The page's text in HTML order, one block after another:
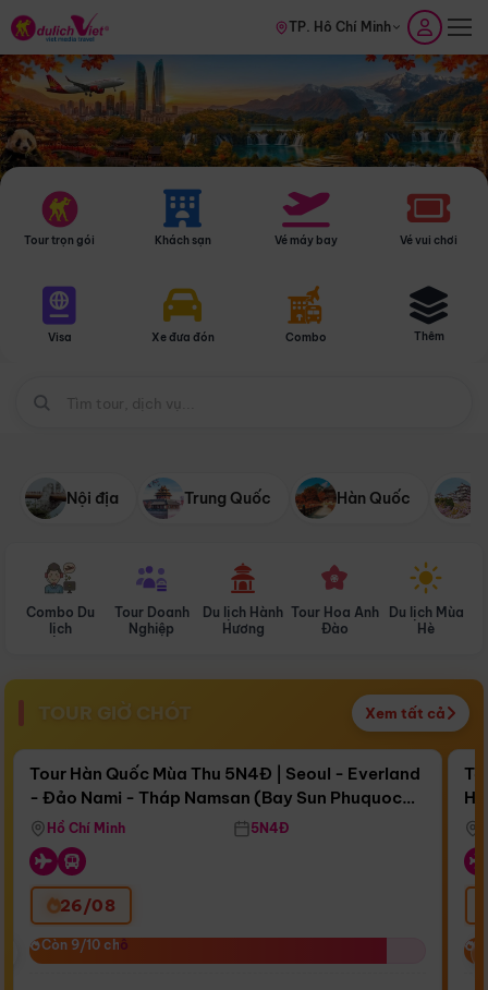
TP. Hồ Chí Minh
Tour trọn gói Khách sạn Vé máy bay Vé vui chơi
Visa Xe đưa đón Combo Thêm
Nội địa Trung Quốc Hàn Quốc
Combo Du
lịch
Tour Doanh
Nghiệp
Du lịch Hành
Hương
Tour Hoa Anh
Đào
Du lịch Mùa
Hè
TOUR GIỜ CHÓT Xem tất cả
Còn16 ngày 10:06:36
Bay Sun Phuquoc Airways
Điểm nổi bật
Tour Hàn Quốc Mùa Thu 5N4Đ | Seoul - Everland
- Đảo Nami - Tháp Namsan (Bay Sun Phuquoc
Airways)
Hồ Chí Minh 5N4Đ
26/08
Còn 9/10 chỗ
Còn 9/10 chỗ